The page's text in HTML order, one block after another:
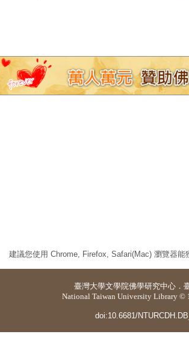
建議您使用 Chrome, Firefox, Safari(Mac) 瀏覽器能
臺灣大學文學院佛學研究中心 ．
National Taiwan University Library ©
doi:10.6681/